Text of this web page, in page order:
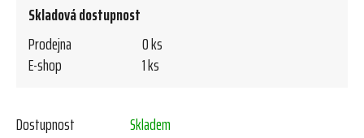
Skladová dostupnost
Prodejna
0 ks
E-shop
1 ks
Dostupnost
Skladem